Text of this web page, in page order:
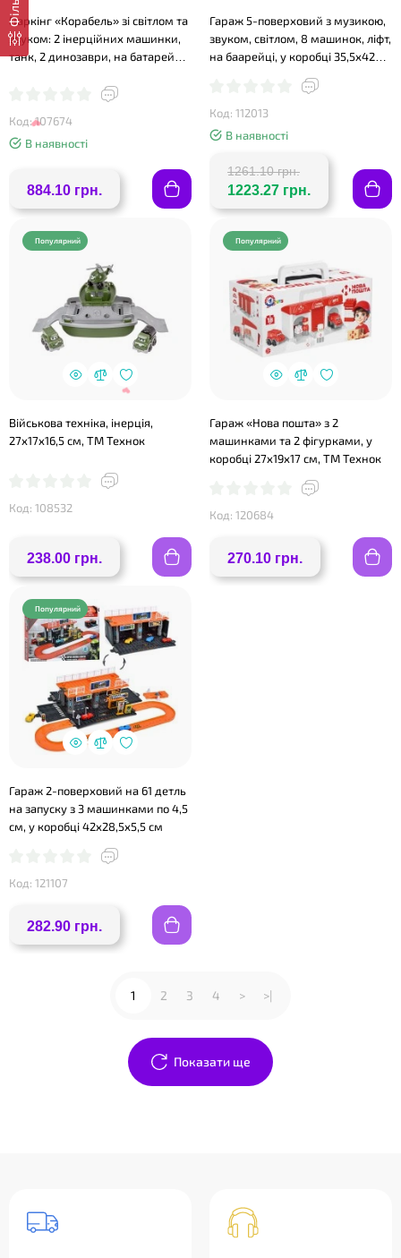
Паркінг «Корабель» зі світлом та
звуком: 2 інерційних машинки,
танк, 2 динозаври, на батарейці,
Код: 107674
В наявності
884.10 грн.
Гараж 5-поверховий з музикою,
звуком, світлом, 8 машинок, ліфт,
на баарейці, у коробці 35,5х42х16
Код: 112013
В наявності
1261.10 грн.
1223.27 грн.
Популярний
Військова техніка, інерція,
27х17х16,5 см, ТМ Технок
Код: 108532
238.00 грн.
Популярний
Гараж «Нова пошта» з 2
машинками та 2 фігурками, у
коробці 27х19х17 см, ТМ Технок
Код: 120684
270.10 грн.
Популярний
Гараж 2-поверховий на 61 детль
на запуску з 3 машинками по 4,5
см, у коробці 42х28,5х5,5 см
Код: 121107
282.90 грн.
Показати ще
1 2 3 4 > >|
❤